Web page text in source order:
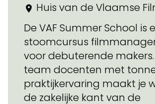
Huis van de Vlaamse
De VAF Summer School is
stoomcursus
voor debuterende makers.
team docenten met
praktijkervaring maakt je
de zakelijke kant van de